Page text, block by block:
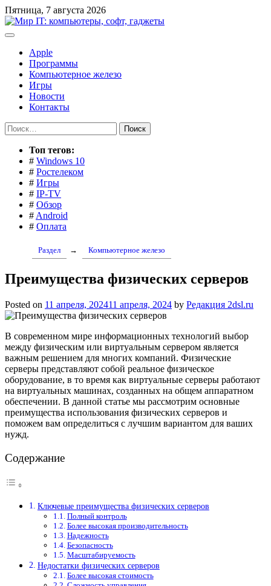
Перейти
к
содержимому
Пятница, 7 августа 2026
Apple
Программы
Компьютерное железо
Игры
Новости
Контакты
Найти:
Toп тегов:
# Windows 10
# Ростелеком
# Игры
# IP-TV
# Обзор
# Android
# Оплата
Раздел → Компьютерное железо
Преимущества физических серверов
Posted on 11 апреля, 202411 апреля, 2024 by Редакция 2dsl.ru
В современном мире информационных технологий выбор
между физическим или виртуальным сервером является
важным решением для многих компаний. Физические
серверы представляют собой реальное физическое
оборудование, в то время как виртуальные серверы работают
на виртуальных машинах, созданных на общем аппаратном
обеспечении. В данной статье мы рассмотрим основные
преимущества использования физических серверов и
поможем вам определиться с лучшим вариантом для ваших
нужд.
Содержание
Ключевые преимущества физических серверов
Полный контроль
Более высокая производительность
Надежность
Безопасность
Масштабируемость
Недостатки физических серверов
Более высокая стоимость